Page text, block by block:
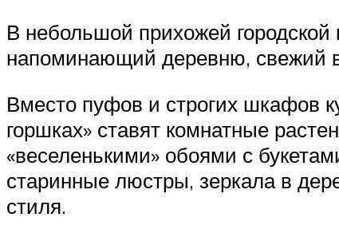
В небольшой прихожей
напоминающий деревню, свежий
Вместо пуфов и строгих шкафов
горшках» ставят комнатные
«веселенькими» обоями с
старинные люстры, зеркала в
стиля.